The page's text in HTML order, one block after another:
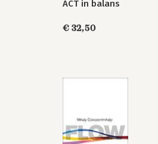
ACT in balans
€ 32,50